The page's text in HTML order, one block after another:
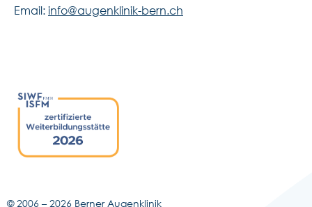
Email: info@augenklinik-bern.ch
© 2006 – 2026 Berner Augenklinik